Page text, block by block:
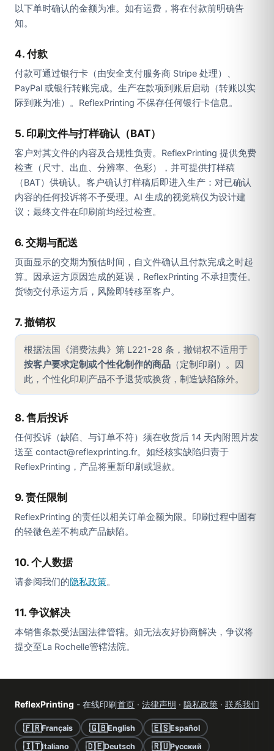
以下单时确认的金额为准。如有运费，将在付款前明确告
知。
4. 付款
付款可通过银行卡（由安全支付服务商 Stripe 处理）、
PayPal 或银行转账完成。生产在款项到账后启动（转账以实
际到账为准）。ReflexPrinting 不保存任何银行卡信息。
5. 印刷文件与打样确认（BAT）
客户对其文件的内容及合规性负责。ReflexPrinting 提供免费
检查（尺寸、出血、分辨率、色彩），并可提供打样稿
（BAT）供确认。客户确认打样稿后即进入生产：对已确认
内容的任何投诉将不予受理。AI 生成的视觉稿仅为设计建
议；最终文件在印刷前均经过检查。
6. 交期与配送
页面显示的交期为预估时间，自文件确认且付款完成之时起
算。因承运方原因造成的延误，ReflexPrinting 不承担责任。
货物交付承运方后，风险即转移至客户。
7. 撤销权
根据法国《消费法典》第 L221-28 条，撤销权不适用于
按客户要求定制或个性化制作的商品 （定制印刷）。因
此，个性化印刷产品不予退货或换货，制造缺陷除外。
8. 售后投诉
任何投诉（缺陷、与订单不符）须在收货后 14 天内附照片发
送至 contact@reflexprinting.fr。如经核实缺陷归责于
ReflexPrinting，产品将重新印刷或退款。
9. 责任限制
ReflexPrinting 的责任以相关订单金额为限。印刷过程中固有
的轻微色差不构成产品缺陷。
10. 个人数据
请参阅我们的隐私政策。
11. 争议解决
本销售条款受法国法律管辖。如无法友好协商解决，争议将
提交至La Rochelle管辖法院。
ReflexPrinting - 在线印刷首页 · 法律声明 · 隐私政策 · 联系我们
🇫🇷Français 🇬🇧English 🇪🇸Español
🇮🇹Italiano 🇩🇪Deutsch 🇷🇺Русский